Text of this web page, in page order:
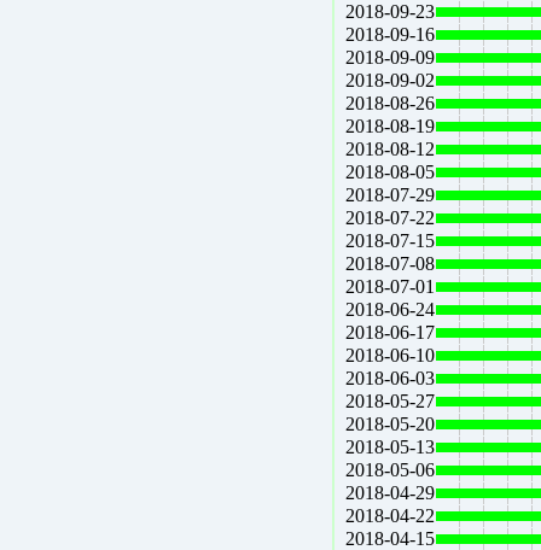
2018-09-23
2018-09-16
2018-09-09
2018-09-02
2018-08-26
2018-08-19
2018-08-12
2018-08-05
2018-07-29
2018-07-22
2018-07-15
2018-07-08
2018-07-01
2018-06-24
2018-06-17
2018-06-10
2018-06-03
2018-05-27
2018-05-20
2018-05-13
2018-05-06
2018-04-29
2018-04-22
2018-04-15